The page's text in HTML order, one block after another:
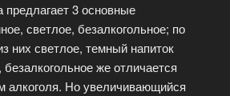
предлагает 3 основные
светлое, безалкогольное; по
них светлое, темный напиток
же отличается
алкоголя. Но увеличивающийся